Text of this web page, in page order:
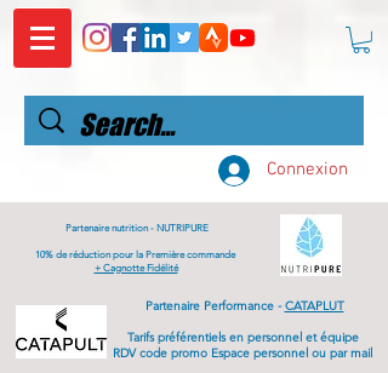
Connexion
Partenaire nutrition - NUTRIPURE
10% de réduction pour la Première commande
+ Cagnotte Fidélité
Partenaire Performance -CATAPLUT
Tarifspréférentielsen personnel et équipe
RDV code promo Espace personnel ou par mail